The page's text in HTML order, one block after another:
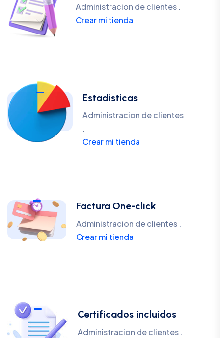
Administracion de clientes .
Crear mi tienda
Estadisticas
Administracion de clientes
.
Crear mi tienda
Factura One-click
Administracion de clientes .
Crear mi tienda
Certificados incluidos
Administracion de clientes .